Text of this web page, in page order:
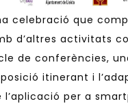
celebració que
d’altres activitats
de conferències,
itinerant i
l’aplicació per a